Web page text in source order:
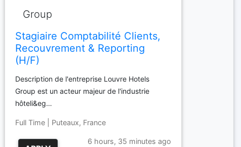
Group
Stagiaire Comptabilité Clients,
Recouvrement & Reporting
(H/F)
Description de l'entreprise Louvre Hotels
Group est un acteur majeur de l'industrie
hôteli&eg…
Full Time | Puteaux, France
6 hours, 35 minutes ago